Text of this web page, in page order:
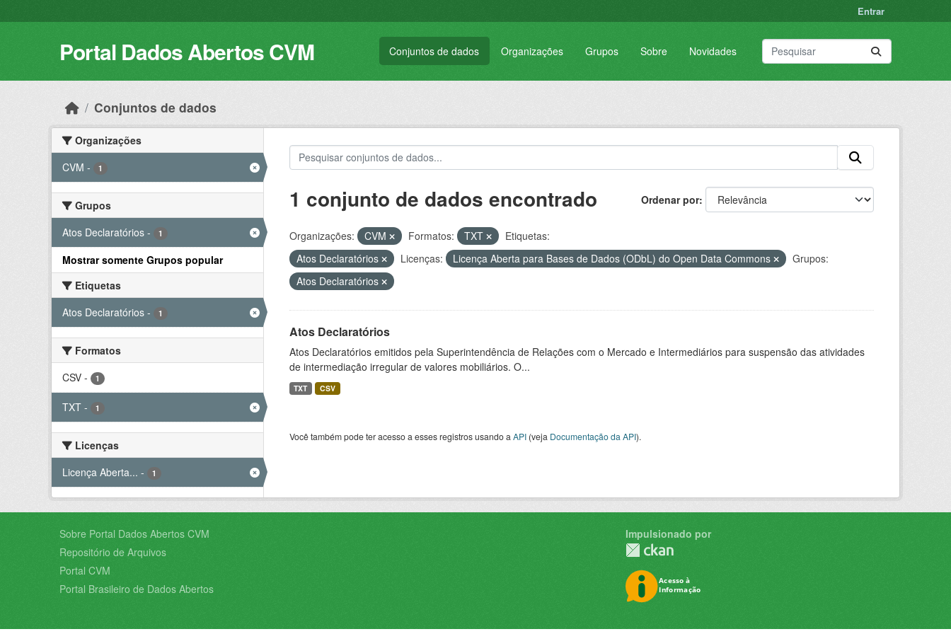
Entrar
Portal Dados Abertos CVM Conjuntos de dados Organizações Grupos Sobre Novidades
Conjuntos de dados
Organizações
CVM - 1
Grupos
Atos Declaratórios - 1
Mostrar somente Grupos popular
Etiquetas
Atos Declaratórios - 1
Formatos
CSV - 1
TXT - 1
Licenças
Licença Aberta... - 1
Ordenar por
1 conjunto de dados encontrado
Organizações: CVM Formatos: TXT
Etiquetas:
Atos Declaratórios
Licenças: Licença Aberta para Bases de Dados (ODbL) do Open Data Commons
Grupos:
Atos Declaratórios
Atos Declaratórios
Atos Declaratórios emitidos pela Superintendência de Relações com o Mercado e Intermediários para suspensão das atividades
de intermediação irregular de valores mobiliários. O...
TXT CSV
Você também pode ter acesso a esses registros usando a API(veja Documentação da API).
Sobre Portal Dados Abertos CVM
Repositório de Arquivos
Portal CVM
Portal Brasileiro de Dados Abertos
Impulsionado por